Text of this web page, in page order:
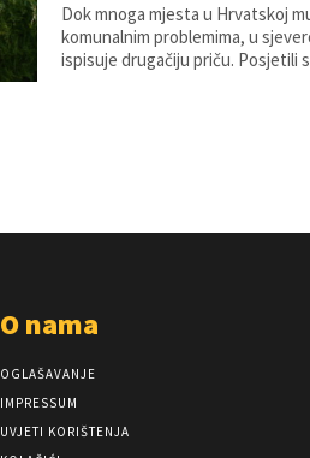
Dok mnoga mjesta u Hrvatskoj
komunalnim problemima, u
ispisuje drugačiju priču. Posjetili
O nama
OGLAŠAVANJE
IMPRESSUM
UVJETI KORIŠTENJA